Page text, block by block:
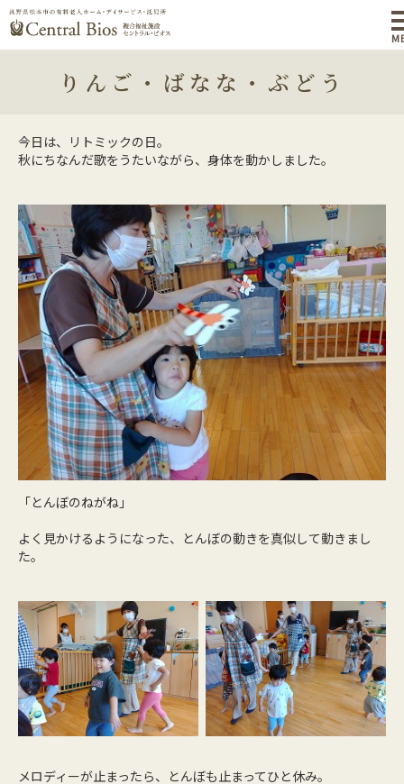
りんご・ばなな・ぶどう
今日は、リトミックの日。
秋にちなんだ歌をうたいながら、身体を動かしました。
「とんぼのねがね」
よく見かけるようになった、とんぼの動きを真似して動きまし
た。
メロディーが止まったら、とんぼも止まってひと休み。